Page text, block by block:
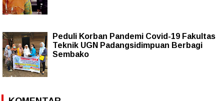
Peduli Korban Pandemi Covid-19 Fakultas
Teknik UGN Padangsidimpuan Berbagi
Sembako